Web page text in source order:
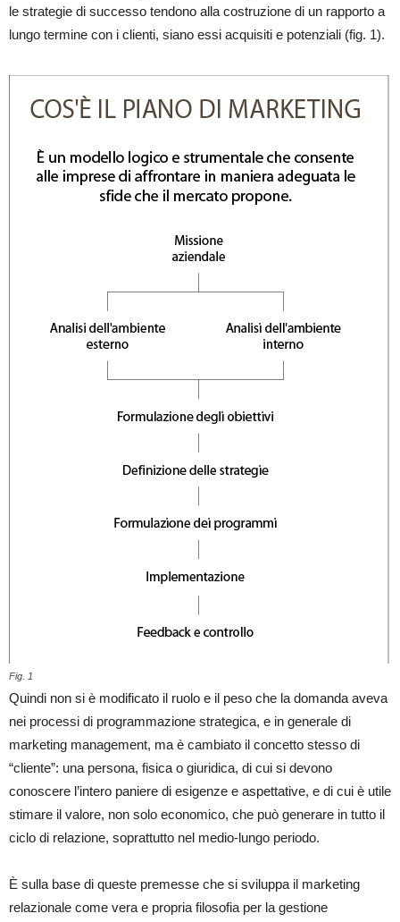
le strategie di successo tendono alla costruzione di un rapporto a
lungo termine con i clienti, siano essi acquisiti e potenziali (fig. 1).
Fig. 1
Quindi non si è modificato il ruolo e il peso che la domanda aveva
nei processi di programmazione strategica, e in generale di
marketing management, ma è cambiato il concetto stesso di
“cliente”: una persona, fisica o giuridica, di cui si devono
conoscere l’intero paniere di esigenze e aspettative, e di cui è utile
stimare il valore, non solo economico, che può generare in tutto il
ciclo di relazione, soprattutto nel medio-lungo periodo.
È sulla base di queste premesse che si sviluppa il marketing
relazionale come vera e propria filosofia per la gestione